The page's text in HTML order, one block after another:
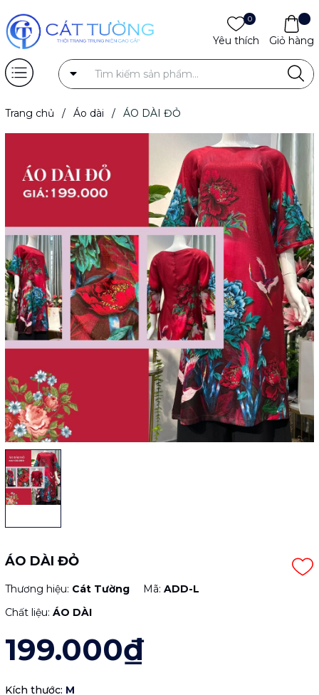
0
Yêu thích Giỏ hàng
Trang chủ / Áo dài / ÁO DÀI ĐỎ
ÁO DÀI ĐỎ
Thương hiệu: Cát Tường Mã: ADD-L
Chất liệu: ÁO DÀI
199.000₫
Kích thước: M